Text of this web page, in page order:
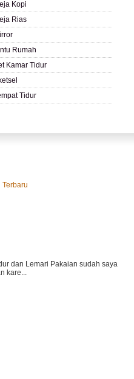
Kopi
Rias
Rumah
Kamar Tidur
Tidur
dan Lemari Pakaian sudah saya
kare...